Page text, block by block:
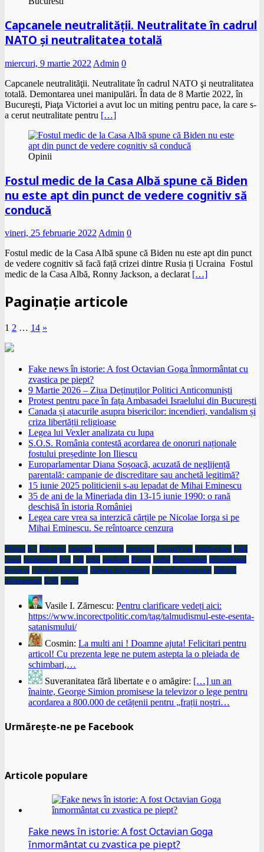
Capcanele neutralităţii. Neutralitate în cadrul
NATO şi neutralitatea totală
miercuri, 9 martie 2022 Admin 0
Capcanele neutralităţii. Neutralitate în cadrul NATO şi neutralitatea
totală. Demontarea unei manipulări. În data de 8 Martie 2022, în
Bucureşti, Piaţa Victoriei a avut loc un miting pentru pace, la care s-
a cerut neutralitate pentru […]
Opinii
Fostul medic de la Casa Albă spune că Biden
nu este apt din punct de vedere cognitiv să
conducă
vineri, 25 februarie 2022 Admin 0
Fostul medic de la Casa Albă spune că Biden nu este apt din punct
de vedere cognitiv să facă față crizei dintre Rusia ți Ucraina Fostul
medic de la Casa Albă, Ronny Jackson, a declarat […]
Paginație articole
1 2 … 14 »
Fake news în istorie: A fost Octavian Goga înmormântat cu
zvastica pe piept?
9 Martie 2026 – Ziua Deținuților Politici Anticomuniști
Protest pentru pace în fața Ambasadei Israelului din București
Canada și atacurile asupra bisericilor: incendieri, vandalism și
criza libertății religioase
Legea lui Vexler analizata cu lupa
S.O.S. România contestă acordarea de onoruri naționale
fostului președinte Ion Iliescu
Europarlamentar Diana Șoșoacă, acuzată de neglijență
parentală: campanie de discreditare sau anchetă legitimă?
15 iunie 2025 politicienii s-au lepadat de Mihai Eminescu
35 de ani de la Mineriada din 13-15 iunie 1990: o rană
deschisă în istoria României
Legea care vrea sa interzică cărțile pe Nicolae Iorga si pe
Mihai Eminescu. Se reîntoarce cenzura
#Rezist 6-7 Bucuresti casatorie comunism constitutie CoronaVirus dezinformare Fake
News homosexual lege lgtb lgtbq pandemie Protest razboi Referendum referendumul
Romania război informaţional războiul informaţiona războiulinformaţional războiul
informaţional USR vaccin
Vasile I. Zărnescu: Pentru clarificare vedeți aici:
https://www.incorectpolitic.com/tag/talmudismul-este-esenta-
satanismului/
Cosmin: La multi ani ! Doamne ajuta! Felicitari pentru
articol! Cu prezenta lege ne putem astepta la o pleiada de
schimbari,…
Suveranitatea fără libertate e o amăgire: […] un an
înainte, George Simion promisese la televizor o lege pentru
acordarea a 800.000 de cetățenii pentru „frații noștri…
Urmărește-ne pe Facebook
Articole populare
Fake news în istorie: A fost Octavian Goga
înmormântat cu zvastica pe piept?